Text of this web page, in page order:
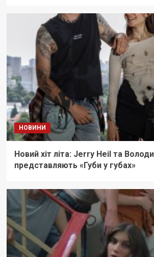
НОВИНИ
Новий хіт літа: Jerry Heil та
представляють «Губи у губах»